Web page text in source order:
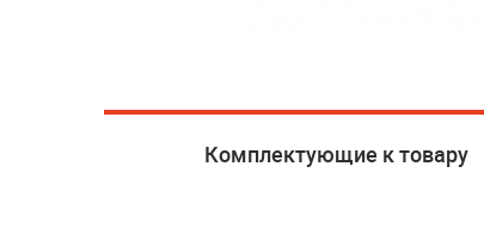
Комплектующие к товару